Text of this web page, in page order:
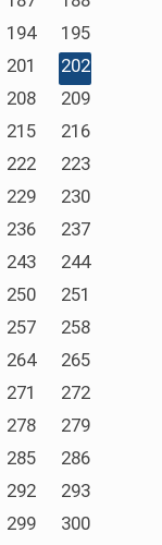
194
195
201
202
208
209
215
216
222
223
229
230
236
237
243
244
250
251
257
258
264
265
271
272
278
279
285
286
292
293
299
300